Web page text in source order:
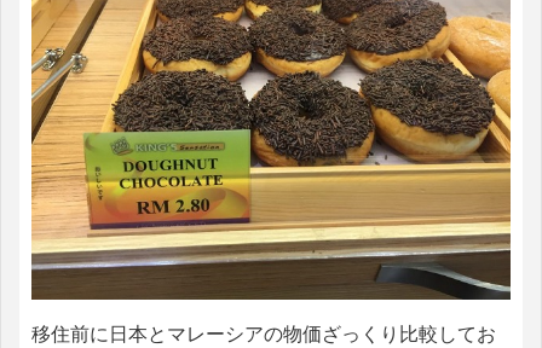
移住前に日本とマレーシアの物価ざっくり比較してお